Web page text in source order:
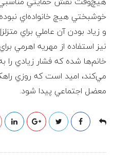
خوشبختي هيچ خانواده‌اي
و زياد بودن آن عاملي براي
نيز استفاده از مهريه‌ اهرمي
خانم‌ها شده که فشار زيادي را
مي‌کند، اميد است که روزي
معضل اجتماعي پيدا شود.